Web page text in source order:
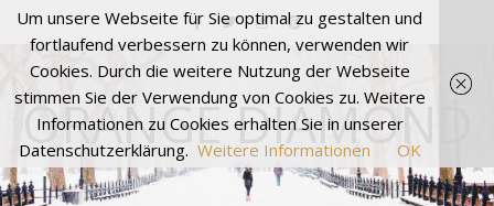
ORANGE DIAMOND
Um unsere Webseite für Sie optimal zu gestalten und
fortlaufend verbessern zu können, verwenden wir
Cookies. Durch die weitere Nutzung der Webseite
stimmen Sie der Verwendung von Cookies zu. Weitere
Informationen zu Cookies erhalten Sie in unserer
Datenschutzerklärung. Weitere Informationen OK